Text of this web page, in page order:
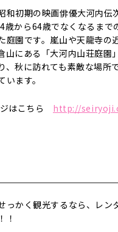
和初期の映画俳優大河内伝
歳から64歳でなくなるまで
庭園です。嵐山や天龍寺の
山にある「大河内山荘庭園
、秋に訪れても素敵な場所
ます。
はこちら http://
っかく観光するなら、レン
！